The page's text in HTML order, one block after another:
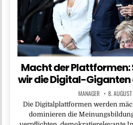
Macht der
wir die Digital-
MANAGER 8.
Die Digitalplattformen werden
dominieren die